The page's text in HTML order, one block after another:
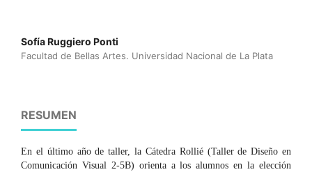
Sofía Ruggiero Ponti
Facultad de Bellas Artes. Universidad Nacional de La Plata
RESUMEN
En el último año de taller, la Cátedra Rollié (Taller de Diseño en
Comunicación Visual 2-5B) orienta a los alumnos en la elección